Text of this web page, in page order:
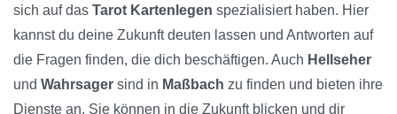
sich auf das Tarot Kartenlegen spezialisiert haben. Hier
kannst du deine Zukunft deuten lassen und Antworten auf
die Fragen finden, die dich beschäftigen. Auch Hellseher
und Wahrsager sind in Maßbach zu finden und bieten ihre
Dienste an. Sie können in die Zukunft blicken und dir